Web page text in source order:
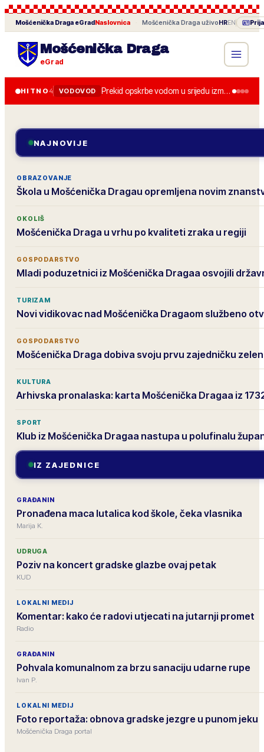
Mošćenička Draga eGradNaslovnica Mošćenička Draga uživoHREN
Mošćenička Draga
eGrad
HITNO 4 VODOVOD Prekid opskrbe vodom u srijedu između 8.00 i 13.00 zbog zamjene zasuna.
NAJNOVIJE
OBRAZOVANJE
Škola u Mošćenička Dragau opremljena novim
OKOLIŠ
Mošćenička Draga u vrhu po kvaliteti zraka u regiji
GOSPODARSTVO
Mladi poduzetnici iz Mošćenička Dragaa osvojili
TURIZAM
Novi vidikovac nad Mošćenička Dragaom službeno
GOSPODARSTVO
Mošćenička Draga dobiva svoju prvu zajedničku
KULTURA
Arhivska pronalaska: karta Mošćenička Dragaa iz
SPORT
Klub iz Mošćenička Dragaa nastupa u polufinalu
IZ ZAJEDNICE
GRAĐANIN
Pronađena maca lutalica kod škole, čeka vlasnika
Marija K.
UDRUGA
Poziv na koncert gradske glazbe ovaj petak
KUD
LOKALNI MEDIJ
Komentar: kako će radovi utjecati na jutarnji promet
Radio
GRAĐANIN
Pohvala komunalnom za brzu sanaciju udarne rupe
Ivan P.
LOKALNI MEDIJ
Foto reportaža: obnova gradske jezgre u punom jeku
Mošćenička Draga portal